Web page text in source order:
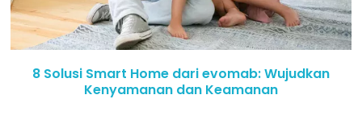
8 Solusi Smart Home dari evomab: Wujudkan
Kenyamanan dan Keamanan